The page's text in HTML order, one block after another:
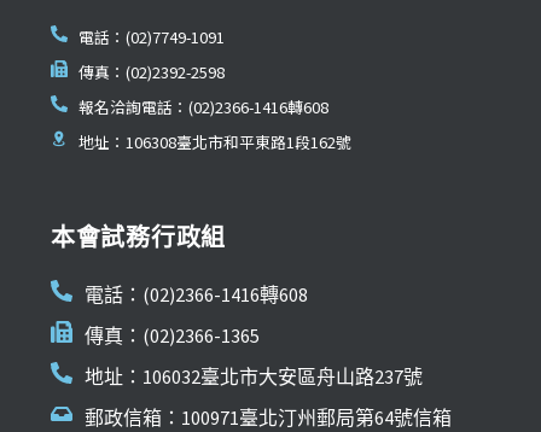
電話：(02)7749-1091
傳真：(02)2392-2598
報名洽詢電話：(02)2366-1416轉608
地址：106308臺北市和平東路1段162號
本會試務行政組
電話：(02)2366-1416轉608
傳真：(02)2366-1365
地址：106032臺北市大安區舟山路237號
郵政信箱：100971臺北汀州郵局第64號信箱